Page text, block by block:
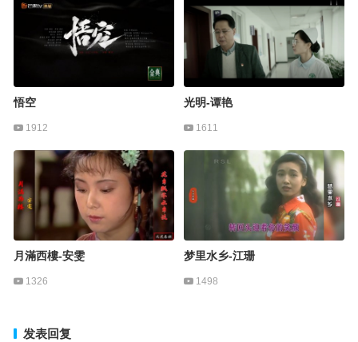
悟空
1912
光明-谭艳
1611
月滿西樓-安雯
1326
梦里水乡-江珊
1498
发表回复